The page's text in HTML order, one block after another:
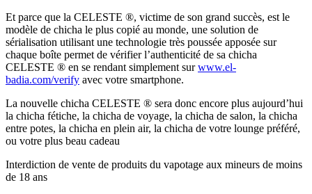
Et parce que la CELESTE ®, victime de son grand succès, est le
modèle de chicha le plus copié au monde, une solution de
sérialisation utilisant une technologie très poussée apposée sur
chaque boîte permet de vérifier l’authenticité de sa chicha
CELESTE ® en se rendant simplement surwww.el-
badia.com/verify avec votre smartphone.
La nouvelle chicha CELESTE ® sera donc encore plus aujourd’hui
la chicha fétiche, la chicha de voyage, la chicha de salon, la chicha
entre potes, la chicha en plein air, la chicha de votre lounge préféré,
ou votre plus beau cadeau
Interdiction de vente de produits du vapotage aux mineurs de moins
de 18 ans